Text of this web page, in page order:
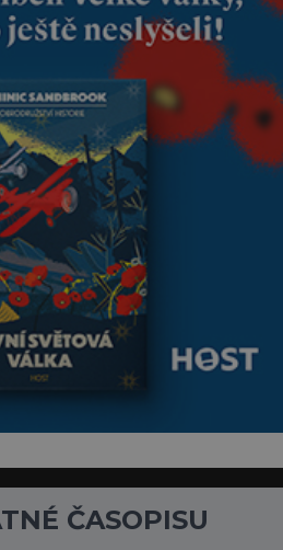
ČASOPISU